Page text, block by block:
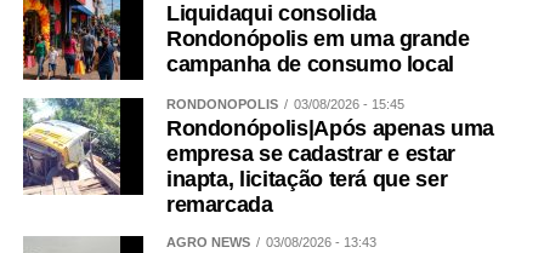
Liquidaqui consolida
Rondonópolis em uma grande
campanha de consumo local
RONDONÓPOLIS 03/08/2026 - 15:45
Rondonópolis|Após apenas uma
empresa se cadastrar e estar
inapta, licitação terá que ser
remarcada
AGRO NEWS 03/08/2026 - 13:43